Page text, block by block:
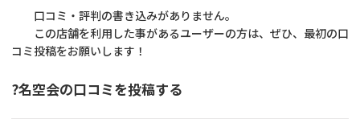
口コミ・評判の書き込みがありません。
この店舗を利用した事があるユーザーの方は、ぜひ、最初の口
コミ投稿をお願いします！
?名空会の口コミを投稿する